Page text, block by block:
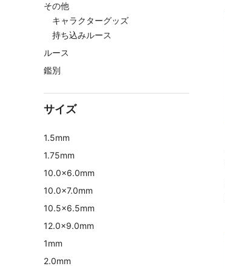
その他
キャラクターグッズ
持ち込みルース
ルース
鑑別
サイズ
1.5mm
1.75mm
10.0×6.0mm
10.0×7.0mm
10.5×6.5mm
12.0×9.0mm
1mm
2.0mm